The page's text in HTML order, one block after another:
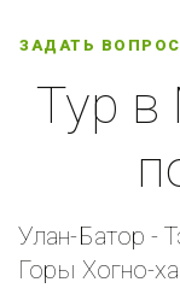
ЗАДАТЬ ВОПРОС
Тур
Улан-Батор -
Горы Хогно-